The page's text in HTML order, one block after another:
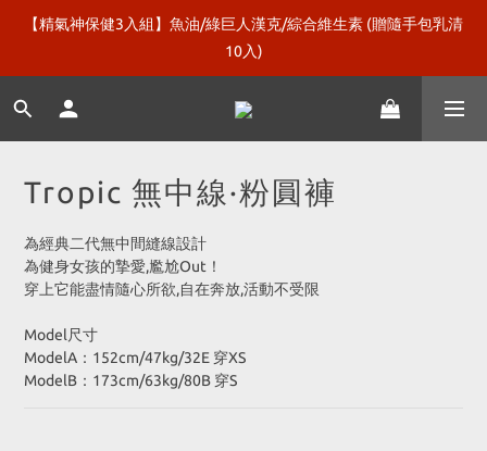
新口味上市【微糖乳清120包】再送綠巨人漢克！
【精氣神保健3入組】魚油/綠巨人漢克/綜合維生素 (贈隨手包乳清
10入)
即食絞肉【牛鴨雞豬組合 / 純雞組合】再加碼贈5包！
新口味上市【微糖乳清120包】再送綠巨人漢克！
Tropic 無中線·粉圓褲
為經典二代無中間縫線設計
為健身女孩的摯愛,尷尬Out！
穿上它能盡情隨心所欲,自在奔放,活動不受限
Model尺寸
ModelA：152cm/47kg/32E 穿XS
ModelB：173cm/63kg/80B 穿S